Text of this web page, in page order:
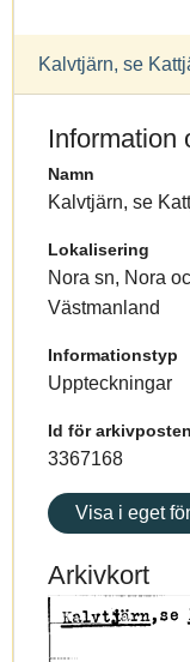
Kalvtjärn, se
Information
Namn
Kalvtjärn, se
Lokalisering
Nora sn, Nora
Västmanland
Informationstyp
Uppteckningar
Id för arkivposten
3367168
Visa i eget
Arkivkort